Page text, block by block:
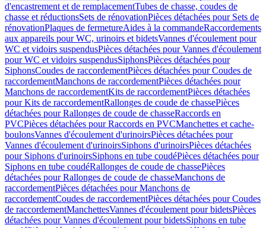
d'encastrement et de remplacementTubes de chasse, coudes de
chasse et réductionsSets de rénovationPièces détachées pour Sets de
rénovationPlaques de fermetureAides à la commandeRaccordements
aux appareils pour WC, urinoirs et bidetsVannes d'écoulement pour
WC et vidoirs suspendusPièces détachées pour Vannes d'écoulement
pour WC et vidoirs suspendusSiphonsPièces détachées pour
SiphonsCoudes de raccordementPièces détachées pour Coudes de
raccordementManchons de raccordementPièces détachées pour
Manchons de raccordementKits de raccordementPièces détachées
pour Kits de raccordementRallonges de coude de chassePièces
détachées pour Rallonges de coude de chasseRaccords en
PVCPièces détachées pour Raccords en PVCManchettes et cache-
boulonsVannes d'écoulement d'urinoirsPièces détachées pour
Vannes d'écoulement d'urinoirsSiphons d'urinoirsPièces détachées
pour Siphons d'urinoirsSiphons en tube coudéPièces détachées pour
Siphons en tube coudéRallonges de coude de chassePièces
détachées pour Rallonges de coude de chasseManchons de
raccordementPièces détachées pour Manchons de
raccordementCoudes de raccordementPièces détachées pour Coudes
de raccordementManchettesVannes d'écoulement pour bidetsPièces
détachées pour Vannes d'écoulement pour bidetsSiphons en tube